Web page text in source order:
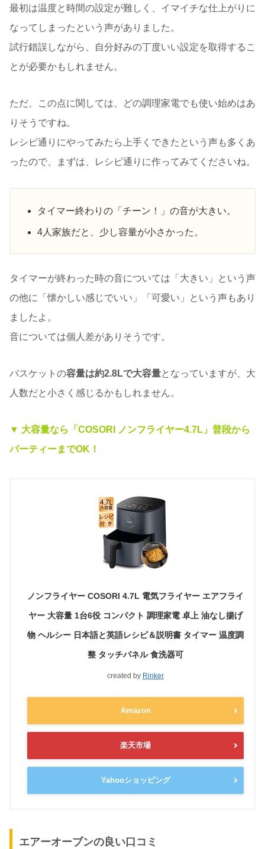
最初は温度と時間の設定が難しく、イマイチな仕上がりに
なってしまったという声がありました。
試行錯誤しながら、自分好みの丁度いい設定を取得するこ
とが必要かもしれません。
ただ、この点に関しては、どの調理家電でも使い始めはあ
りそうですね。
レシピ通りにやってみたら上手くできたという声も多くあ
ったので、まずは、レシピ通りに作ってみてくださいね。
タイマー終わりの「チーン！」の音が大きい。
4人家族だと、少し容量が小さかった。
タイマーが終わった時の音については「大きい」という声
の他に「懐かしい感じでいい」「可愛い」という声もあり
ましたよ。
音については個人差がありそうです。
バスケットの容量は約2.8Lで大容量となっていますが、大
人数だと小さく感じるかもしれません。
▼ 大容量なら「COSORI ノンフライヤー4.7L」普段から
パーティーまでOK！
ノンフライヤー COSORI 4.7L 電気フライヤー エアフライ
ヤー 大容量 1台6役 コンパクト 調理家電 卓上 油なし揚げ
物 ヘルシー 日本語と英語レシピ＆説明書 タイマー 温度調
整 タッチパネル 食洗器可
created by Rinker
Amazon
楽天市場
Yahooショッピング
エアーオーブンの良い口コミ